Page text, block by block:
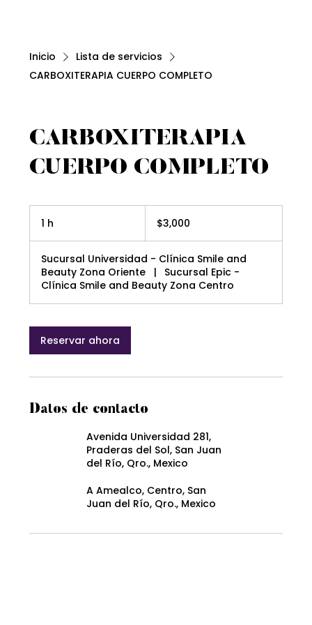
Inicio
Lista de servicios
CARBOXITERAPIA CUERPO COMPLETO
CARBOXITERAPIA
CUERPO COMPLETO
1 h
mexicanos
$3,000
Sucursal Universidad - Clínica Smile and
Beauty Zona Oriente
|
Sucursal Epic -
Clínica Smile and Beauty Zona Centro
Reservar ahora
Datos de contacto
Avenida Universidad 281,
Praderas del Sol, San Juan
del Río, Qro., Mexico
A Amealco, Centro, San
Juan del Río, Qro., Mexico